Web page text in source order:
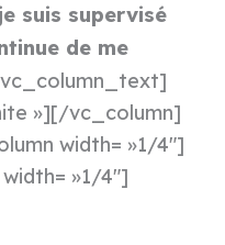
je suis supervisé
de me
»][/vc_column]
width= »1/4″]
»1/4″]